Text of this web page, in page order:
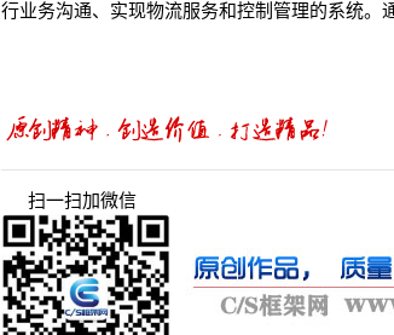
行业务沟通、实现物流服务和控制管理的系统。
扫一扫加微信